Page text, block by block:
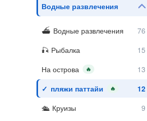
Водные развлечения
Водные развлечения
Рыбалка
На острова
🔥
пляжи паттайи 🔥
Круизы